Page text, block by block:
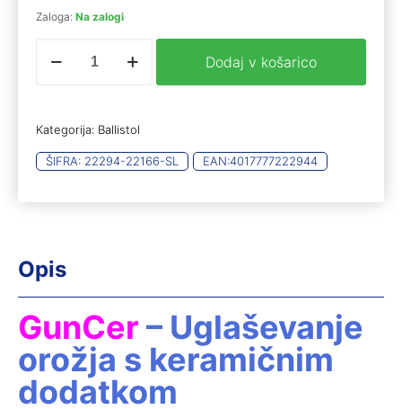
Zaloga: Na zalogi
GunCer
nego
200
količina
Dodaj v košarico
Kategorija: Ballistol
ŠIFRA: 22294-22166-SL EAN:4017777222944
Opis
GunCer – Uglaševanje
orožja s keramičnim
dodatkom